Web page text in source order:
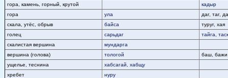
гора, камень, горный, крутой
кадыр
гора
ула
даг, таг,
скала, утёс, обрыв
байса
туруг, хая
голец
сарьдаг
тайга,
скалистая вершина
мундарга
вершина (голова)
тологой
баш, бажи
ущелье, теснина
хабсагай, хабщу
хребет
нуру